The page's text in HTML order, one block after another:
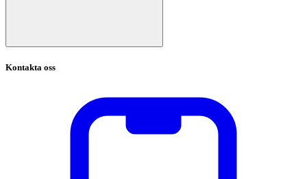
Kontakta oss